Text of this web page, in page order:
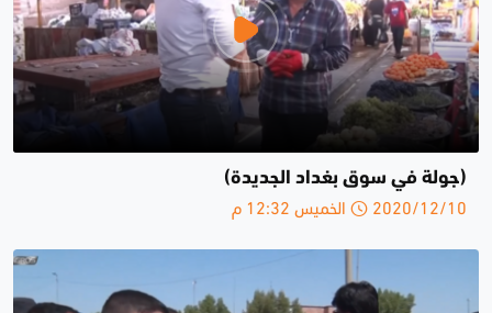
(جولة في سوق بغداد الجديدة)
2020/12/10 الخميس 12:32 م